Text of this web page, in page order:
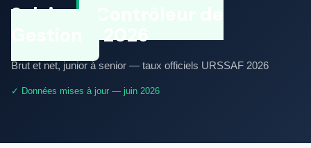
Salaire
2026
Brut et net, junior à senior — taux officiels URSSAF 2026
✓ Données mises à jour — juin 2026